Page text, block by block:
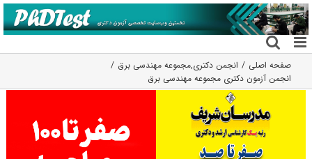
رفتن
به
محتوا
صفحه اصلی انجمن دکتری,مجموعه مهندسی برق
انجمن آزمون دکتری مجموعه مهندسی برق